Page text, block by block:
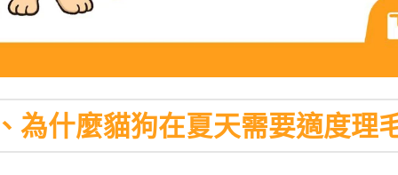
為什麼貓狗在夏天需要適度理